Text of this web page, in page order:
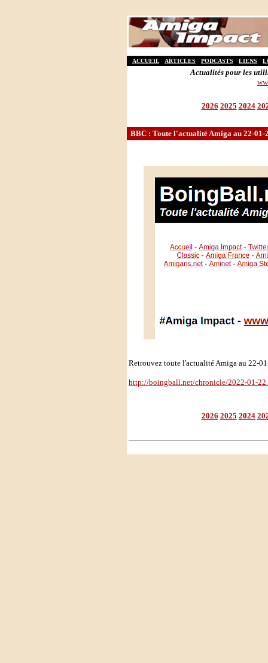
ACCUEIL ARTICLES PODCASTS LIENS
Actualités pour les
2026 2025 2024
BBC : Toute l'actualité Amiga au 22-01-
Retrouvez toute l'actualité Amiga au 22-
http://boingball.net/chronicle/2022-01-
2026 2025 2024